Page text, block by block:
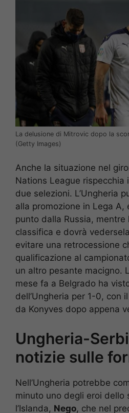
La delusione di Mitrovic dopo la
(Getty Images)
Anche la situazione nel
Nations League rispecchia
due selezioni. L’Ungheria
alla promozione in Lega A,
punto dalla Russia,
classifica e dovrà
evitare una retrocessione
qualificazione al
un altro pesante macigno.
mese fa a Belgrado ha
dell’Ungheria per 1-0, con
da Konyves dopo appena
Ungheria-
notizie sulle
Nell’Ungheria potrebbe
minuto uno degli eroi dello
l’Islanda, Nego, che nel